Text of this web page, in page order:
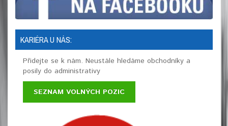
KARIÉRA U NÁS:
Přidejte se k nám. Neustále hledáme obchodníky a
posily do administrativy
SEZNAM VOLNÝCH POZIC